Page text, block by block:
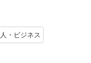
・ビジネス